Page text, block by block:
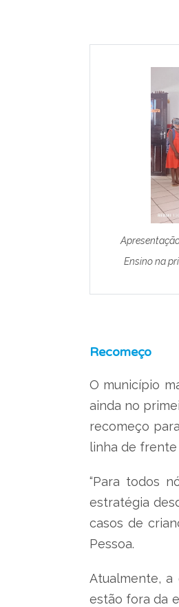
Ensino na
Recomeço
O município
ainda no
recomeço
linha de
“Para todos
estratégia
casos de
Pessoa.
Atualmente, a
estão fora da